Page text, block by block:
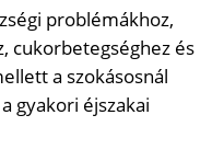
problémákhoz,
cukorbetegséghez és
a szokásosnál
gyakori éjszakai